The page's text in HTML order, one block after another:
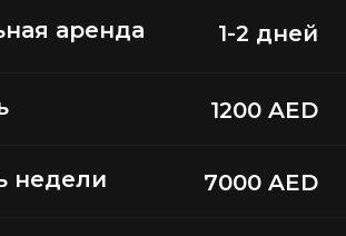
аренда 1-2 дней
1200 AED
недели 7000 AED